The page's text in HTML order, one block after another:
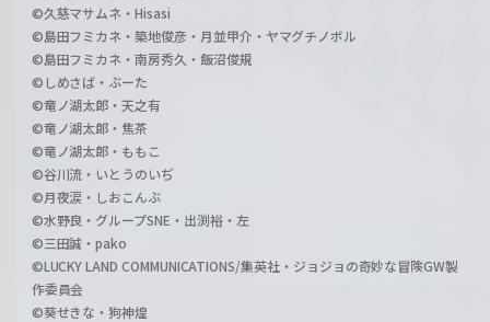
©久慈マサムネ・Hisasi
©島田フミカネ・築地俊彦・月並甲介・ヤマグチノボル
©島田フミカネ・南房秀久・飯沼俊規
©しめさば・ぶーた
©竜ノ湖太郎・天之有
©竜ノ湖太郎・焦茶
©竜ノ湖太郎・ももこ
©谷川流・いとうのいぢ
©月夜涙・しおこんぶ
©水野良・グループSNE・出渕裕・左
©三田誠・pako
©LUCKY LAND COMMUNICATIONS/集英社・ジョジョの奇妙な冒険GW製
作委員会
©葵せきな・狗神煌